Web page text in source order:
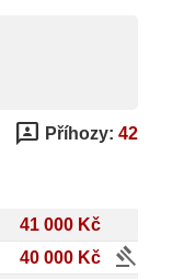
3p Příhozy: 42
41 000 Kč
40 000 Kč gavel